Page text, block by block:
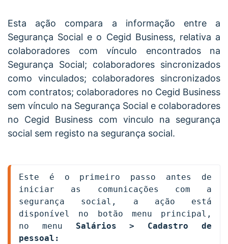
Esta ação compara a informação entre a
Segurança Social e o Cegid Business, relativa a
colaboradores com vínculo encontrados na
Segurança Social; colaboradores sincronizados
como vinculados; colaboradores sincronizados
com contratos; colaboradores no Cegid Business
sem vínculo na Segurança Social e colaboradores
no Cegid Business com vinculo na segurança
social sem registo na segurança social.
Este é o primeiro passo antes de
iniciar as comunicações com a
segurança social, a ação está
disponível no botão menu principal,
no menu Salários > Cadastro de
pessoal: